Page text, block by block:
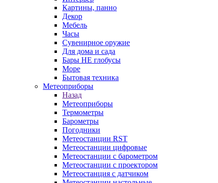
Картины, панно
Декор
Мебель
Часы
Сувенирное оружие
Для дома и сада
Бары НЕ глобусы
Море
Бытовая техника
Метеоприборы
Назад
Метеоприборы
Термометры
Барометры
Погодники
Метеостанции RST
Метеостанции цифровые
Метеостанции с барометром
Метеостанции с проектором
Метеостанция с датчиком